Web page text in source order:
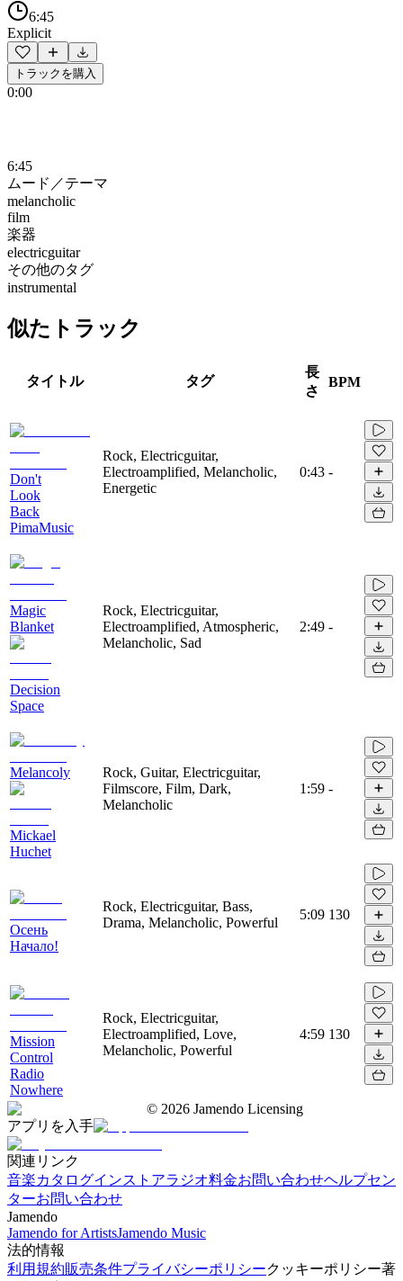
6:45
Explicit
トラックを購入
0:00
6:45
ムード／テーマ
melancholic
film
楽器
electricguitar
その他のタグ
instrumental
似たトラック
タイトル タグ
長
さ
BPM
Don't
Look
Back
PimaMusic
Rock, Electricguitar,
Electroamplified, Melancholic,
Energetic
0:43 -
Magic
Blanket
Decision
Space
Rock, Electricguitar,
Electroamplified, Atmospheric,
Melancholic, Sad
2:49 -
Melancoly
Mickael
Huchet
Rock, Guitar, Electricguitar,
Filmscore, Film, Dark,
Melancholic
1:59 -
Осень
Начало!
Rock, Electricguitar, Bass,
Drama, Melancholic, Powerful
5:09 130
Mission
Control
Radio
Nowhere
Rock, Electricguitar,
Electroamplified, Love,
Melancholic, Powerful
4:59 130
© 2026 Jamendo Licensing
アプリを入手
関連リンク
音楽カタログインストアラジオ料金お問い合わせヘルプセン
ターお問い合わせ
Jamendo
Jamendo for ArtistsJamendo Music
法的情報
利用規約販売条件プライバシーポリシークッキーポリシー著